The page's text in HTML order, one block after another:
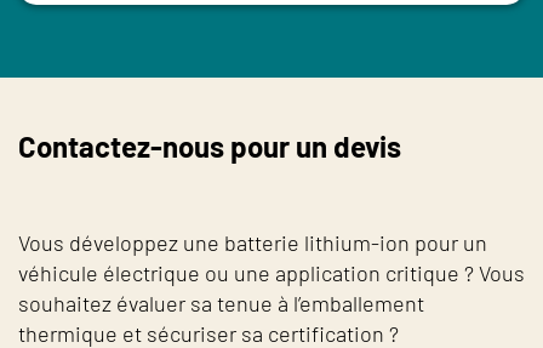
Contactez-nous pour un devis
Vous développez une batterie lithium-ion pour un
véhicule électrique ou une application critique ? Vous
souhaitez évaluer sa tenue à l’emballement
thermique et sécuriser sa certification ?